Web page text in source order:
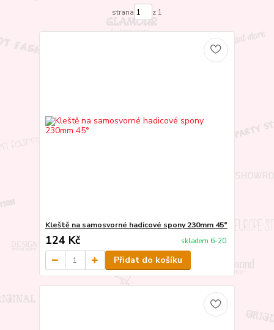
strana z 1
Kleště na samosvorné hadicové spony 230mm 45°
124 Kč skladem 6-20
Přidat do košíku